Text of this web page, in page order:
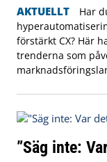
AKTUELLT
Har
förstärkt CX? Här
trenderna som
”Säg inte: